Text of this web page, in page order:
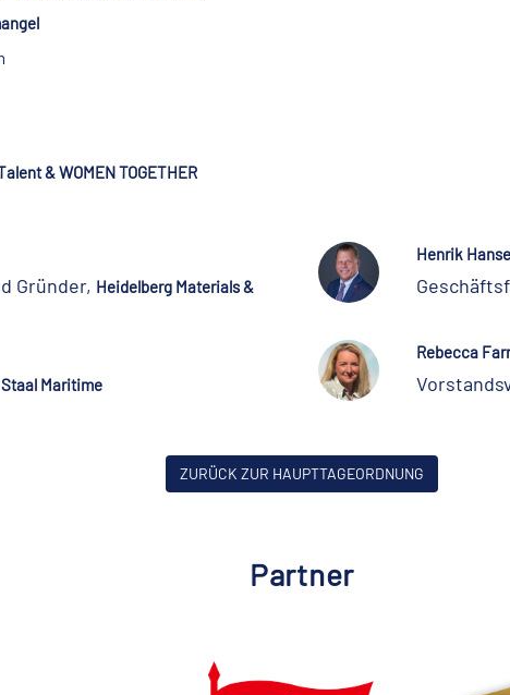
& WOMEN TOGETHER
Gründer, Heidelberg Materials &
Henrik
Staal Maritime
Rebecca
ZURÜCK ZUR HAUPTTAGEORDNUNG
Partner